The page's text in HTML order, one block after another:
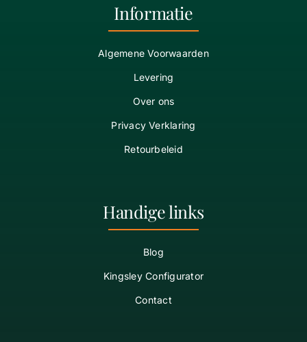
Informatie
Algemene Voorwaarden
Levering
Over ons
Privacy Verklaring
Retourbeleid
Handige links
Blog
Kingsley Configurator
Contact